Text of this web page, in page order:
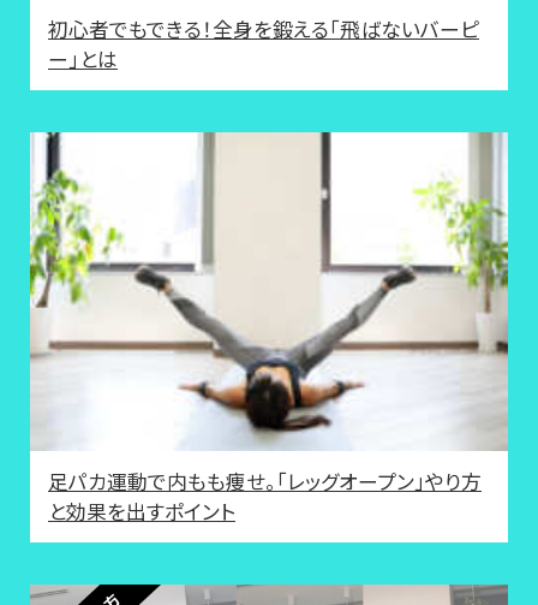
初心者でもできる！全身を鍛える「飛ばないバーピ
ー」とは
足パカ運動で内もも痩せ。「レッグオープン」やり方
と効果を出すポイント